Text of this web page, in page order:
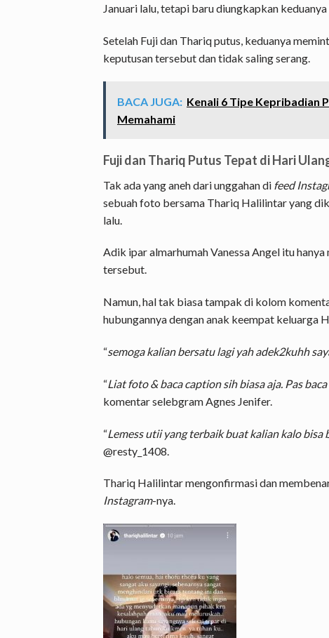
Januari lalu, tetapi baru diungkapkan
Setelah Fuji dan Thariq putus, keduanya
keputusan tersebut dan tidak saling serang.
BACA JUGA: Kenali 6 Tipe Kepribadian
Memahami
Fuji dan Thariq Putus Tepat di Hari
Tak ada yang aneh dari unggahan di feed
sebuah foto bersama Thariq Halilintar yang
lalu.
Adik ipar almarhumah Vanessa Angel itu hanya
tersebut.
Namun, hal tak biasa tampak di kolom
hubungannya dengan anak keempat keluarga
“semoga kalian bersatu lagi yah adek2kuhh
“Liat foto & baca caption sih biasa aja. Pas
komentar selebgram Agnes Jenifer.
“Lemess utii yang terbaik buat kalian kalo bisa
@resty_1408.
Thariq Halilintar mengonfirmasi dan
Instagram-nya.